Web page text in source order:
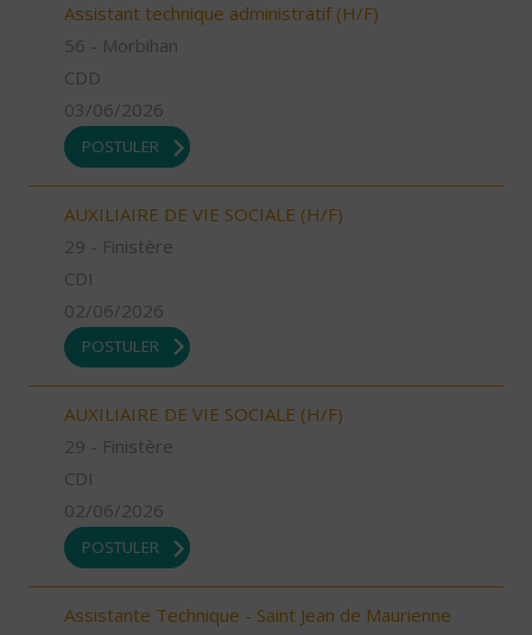
Assistant technique administratif (H/F)
56 - Morbihan
CDD
03/06/2026
POSTULER
AUXILIAIRE DE VIE SOCIALE (H/F)
29 - Finistère
CDI
02/06/2026
POSTULER
AUXILIAIRE DE VIE SOCIALE (H/F)
29 - Finistère
CDI
02/06/2026
POSTULER
Assistante Technique - Saint Jean de Maurienne